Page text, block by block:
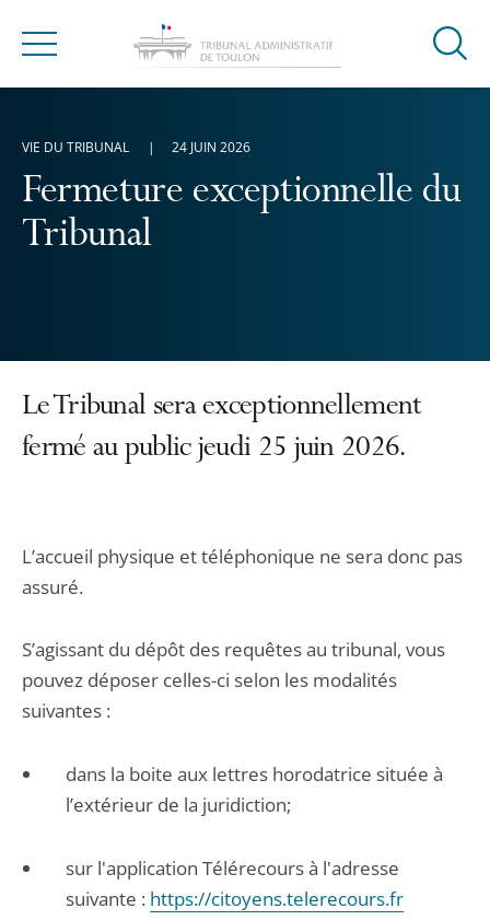
Menu
Ouvrir
Fermeture exceptionnelle du
Tribunal
VIE DU TRIBUNAL 24 JUIN 2026
Le Tribunal sera exceptionnellement
fermé au public jeudi 25 juin 2026.
L’accueil physique et téléphonique ne sera donc pas
assuré.
S’agissant du dépôt des requêtes au tribunal, vous
pouvez déposer celles-ci selon les modalités
suivantes :
dans la boite aux lettres horodatrice située à
l’extérieur de la juridiction;
sur l'application Télérecours à l'adresse
suivante : https://citoyens.telerecours.fr